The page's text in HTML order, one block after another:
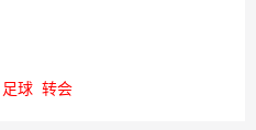
足球 转会